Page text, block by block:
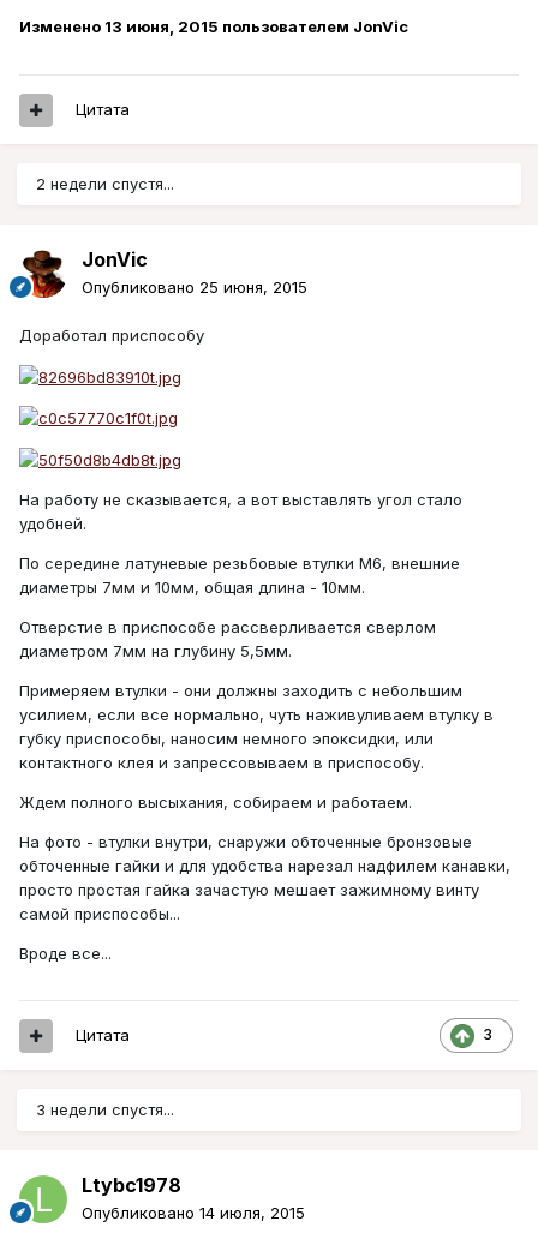
Изменено 13 июня, 2015 пользователем JonVic
Цитата
2 недели спустя...
JonVic
Опубликовано 25 июня, 2015
Доработал приспособу
На работу не сказывается, а вот выставлять угол стало
удобней.
По середине латуневые резьбовые втулки М6, внешние
диаметры 7мм и 10мм, общая длина - 10мм.
Отверстие в приспособе рассверливается сверлом
диаметром 7мм на глубину 5,5мм.
Примеряем втулки - они должны заходить с небольшим
усилием, если все нормально, чуть наживуливаем втулку в
губку приспособы, наносим немного эпоксидки, или
контактного клея и запрессовываем в приспособу.
Ждем полного высыхания, собираем и работаем.
На фото - втулки внутри, снаружи обточенные бронзовые
обточенные гайки и для удобства нарезал надфилем канавки,
просто простая гайка зачастую мешает зажимному винту
самой приспособы...
Вроде все...
3
Цитата
3 недели спустя...
Ltybc1978
Опубликовано 14 июля, 2015